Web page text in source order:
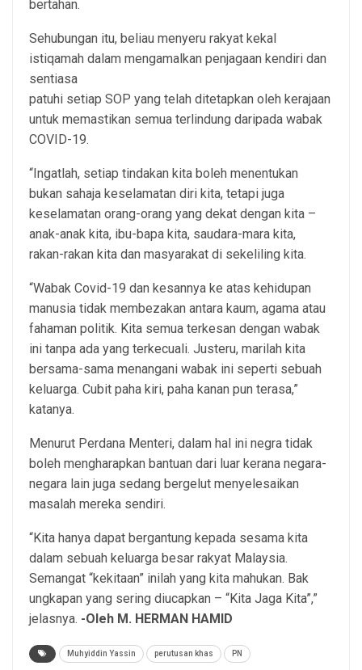
bertahan.
Sehubungan itu, beliau menyeru rakyat kekal
istiqamah dalam mengamalkan penjagaan kendiri dan
sentiasa
patuhi setiap SOP yang telah ditetapkan oleh kerajaan
untuk memastikan semua terlindung daripada wabak
COVID-19.
“Ingatlah, setiap tindakan kita boleh menentukan
bukan sahaja keselamatan diri kita, tetapi juga
keselamatan orang-orang yang dekat dengan kita –
anak-anak kita, ibu-bapa kita, saudara-mara kita,
rakan-rakan kita dan masyarakat di sekeliling kita.
“Wabak Covid-19 dan kesannya ke atas kehidupan
manusia tidak membezakan antara kaum, agama atau
fahaman politik. Kita semua terkesan dengan wabak
ini tanpa ada yang terkecuali. Justeru, marilah kita
bersama-sama menangani wabak ini seperti sebuah
keluarga. Cubit paha kiri, paha kanan pun terasa,”
katanya.
Menurut Perdana Menteri, dalam hal ini negra tidak
boleh mengharapkan bantuan dari luar kerana negara-
negara lain juga sedang bergelut menyelesaikan
masalah mereka sendiri.
“Kita hanya dapat bergantung kepada sesama kita
dalam sebuah keluarga besar rakyat Malaysia.
Semangat “kekitaan” inilah yang kita mahukan. Bak
ungkapan yang sering diucapkan – “Kita Jaga Kita”,”
jelasnya. -Oleh M. HERMAN HAMID
Muhyiddin Yassin perutusan khas PN